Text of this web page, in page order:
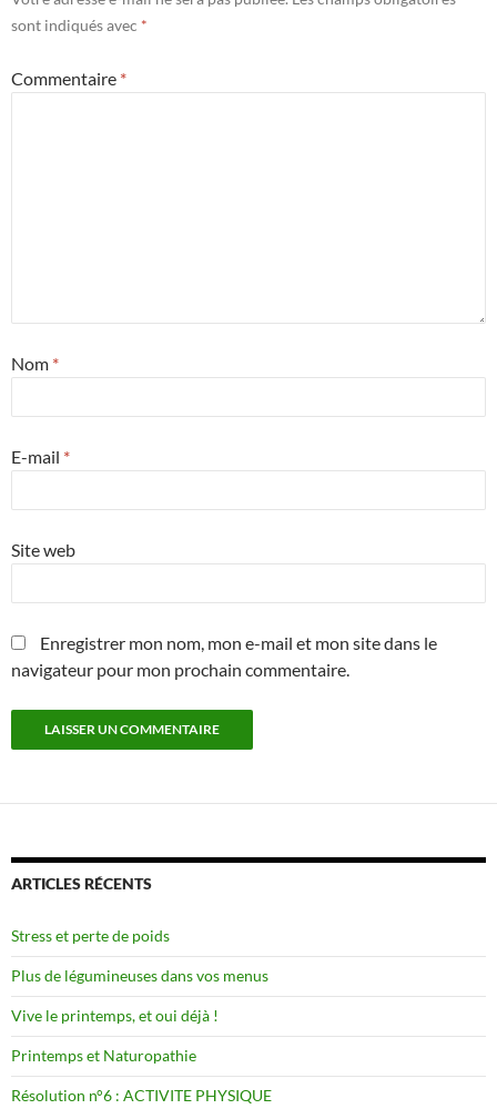
sont indiqués avec *
Commentaire *
Nom *
E-mail *
Site web
Enregistrer mon nom, mon e-mail et mon site dans le
navigateur pour mon prochain commentaire.
ARTICLES RÉCENTS
Stress et perte de poids
Plus de légumineuses dans vos menus
Vive le printemps, et oui déjà !
Printemps et Naturopathie
Résolution n°6 : ACTIVITE PHYSIQUE